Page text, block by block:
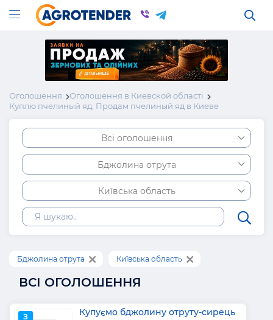
Оголошення
Оголошення в Киевской області
Куплю пчелиный яд, Продам пчелиный яд в Киеве
Всі оголошення
Бджолина отрута
Київська область
Бджолина отрута Київська область
ВСІ ОГОЛОШЕННЯ
З Купуємо бджолину отруту-сирець